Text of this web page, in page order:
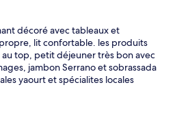
décoré avec tableaux et
lit confortable. les produits
top, petit déjeuner très bon avec
jambon Serrano et sobrassada
yaourt et spécialites locales